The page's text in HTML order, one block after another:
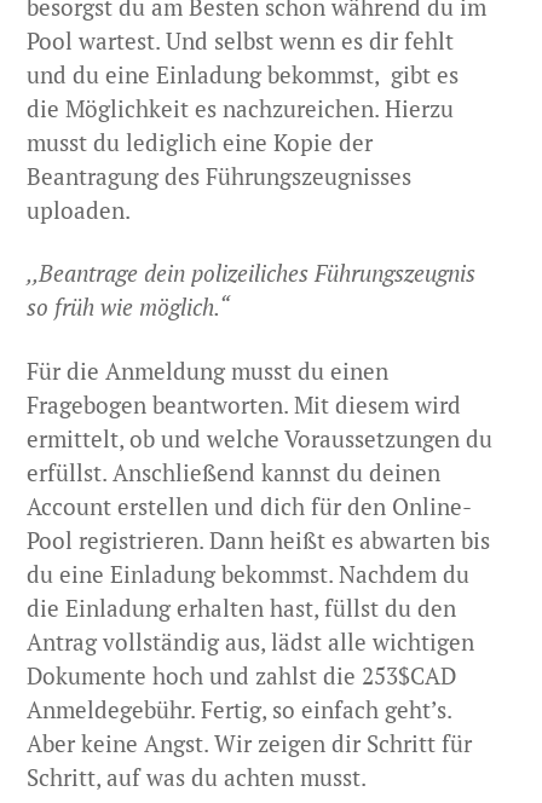
besorgst du am Besten schon während du im
Pool wartest. Und selbst wenn es dir fehlt
und du eine Einladung bekommst, gibt es
die Möglichkeit es nachzureichen. Hierzu
musst du lediglich eine Kopie der
Beantragung des Führungszeugnisses
uploaden.
,,Beantrage dein polizeiliches Führungszeugnis
so früh wie möglich.“
Für die Anmeldung musst du einen
Fragebogen beantworten. Mit diesem wird
ermittelt, ob und welche Voraussetzungen du
erfüllst. Anschließend kannst du deinen
Account erstellen und dich für den Online-
Pool registrieren. Dann heißt es abwarten bis
du eine Einladung bekommst. Nachdem du
die Einladung erhalten hast, füllst du den
Antrag vollständig aus, lädst alle wichtigen
Dokumente hoch und zahlst die 253$CAD
Anmeldegebühr. Fertig, so einfach geht’s.
Aber keine Angst. Wir zeigen dir Schritt für
Schritt, auf was du achten musst.